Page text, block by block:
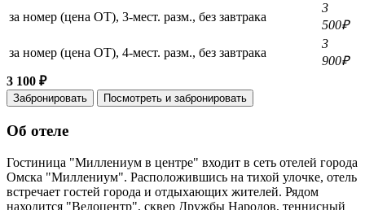
за номер (цена ОТ), 3-мест. разм., без завтрака
3
500₽
за номер (цена ОТ), 4-мест. разм., без завтрака
3
900₽
3 100 ₽
Забронировать Посмотреть и забронировать
Об отеле
Гостиница "Миллениум в центре" входит в сеть отелей города
Омска "Миллениум". Расположившись на тихой улочке, отель
встречает гостей города и отдыхающих жителей. Рядом
находится "Велоцентр", сквер Дружбы Народов, теннисный